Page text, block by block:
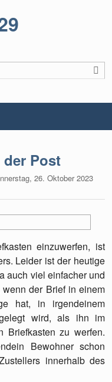
Post
26. Oktober 2023
einzuwerfen, ist
Leider ist der heutige
auch viel einfacher und
der Brief in einem
hat, in irgendeinem
wird, als ihn im
Briefkasten zu werfen.
Bewohner schon
innerhalb des